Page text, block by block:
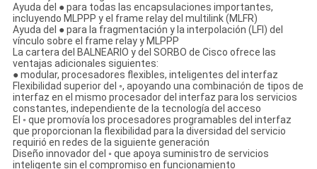
Ayuda del ● para todas las encapsulaciones importantes,
incluyendo MLPPP y el frame relay del multilink (MLFR)
Ayuda del ● para la fragmentación y la interpolación (LFI) del
vínculo sobre el frame relay y MLPPP
La cartera del BALNEARIO y del SORBO de Cisco ofrece las
ventajas adicionales siguientes:
● modular, procesadores flexibles, inteligentes del interfaz
Flexibilidad superior del ◦, apoyando una combinación de tipos de
interfaz en el mismo procesador del interfaz para los servicios
constantes, independiente de la tecnología del acceso
El ◦ que promovía los procesadores programables del interfaz
que proporcionan la flexibilidad para la diversidad del servicio
requirió en redes de la siguiente generación
Diseño innovador del ◦ que apoya suministro de servicios
inteligente sin el compromiso en funcionamiento